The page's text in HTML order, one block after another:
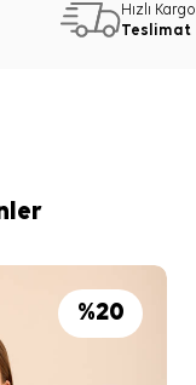
Hızlı Kargo
Teslimat
%20